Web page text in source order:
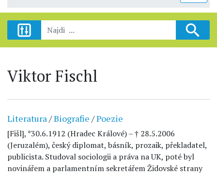
Viktor Fischl
Literatura/Biografie /Poezie
[Fišl], *30.6.1912 (Hradec Králové) – † 28.5.2006
(Jeruzalém), český diplomat, básník, prozaik, překladatel,
publicista. Studoval sociologii a práva na UK, poté byl
novinářem a parlamentním sekretářem Židovské strany